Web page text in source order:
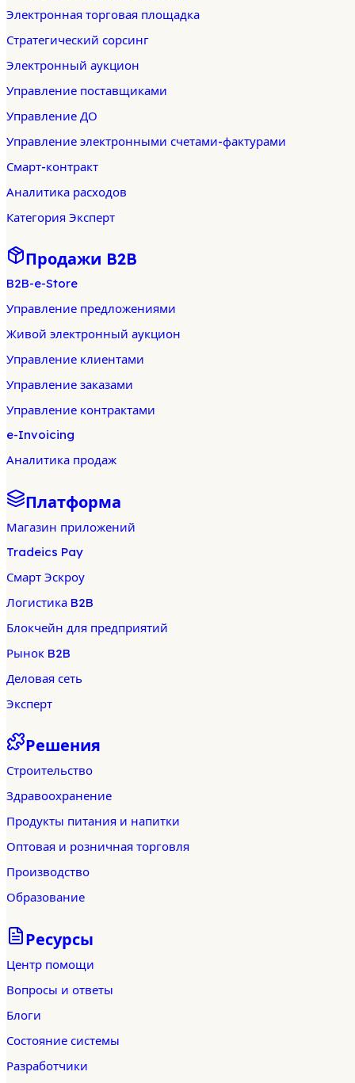
Электронная торговая площадка
Стратегический сорсинг
Электронный аукцион
Управление поставщиками
Управление ДО
Управление электронными счетами-фактурами
Смарт-контракт
Аналитика расходов
Категория Эксперт
Продажи B2B
B2B-e-Store
Управление предложениями
Живой электронный аукцион
Управление клиентами
Управление заказами
Управление контрактами
e-Invoicing
Аналитика продаж
Платформа
Магазин приложений
Tradeics Pay
Смарт Эскроу
Логистика B2B
Блокчейн для предприятий
Рынок B2B
Деловая сеть
Эксперт
Решения
Строительство
Здравоохранение
Продукты питания и напитки
Оптовая и розничная торговля
Производство
Образование
Ресурсы
Центр помощи
Вопросы и ответы
Блоги
Состояние системы
Разработчики